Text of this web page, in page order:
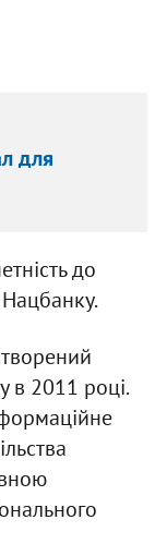
для
до
в 2011 році.